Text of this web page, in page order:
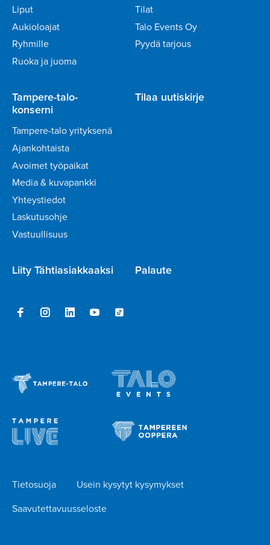
Liput
Aukioloajat
Ryhmille
Ruoka ja juoma
Tilat
Talo Events Oy
Pyydä tarjous
Tampere-talo-
konserni
Tampere-talo yrityksenä
Ajankohtaista
Avoimet työpaikat
Media & kuvapankki
Yhteystiedot
Laskutusohje
Vastuullisuus
Tilaa uutiskirje
Liity Tähtiasiakkaaksi Palaute
Tietosuoja
Usein kysytyt kysymykset
Saavutettavuusseloste